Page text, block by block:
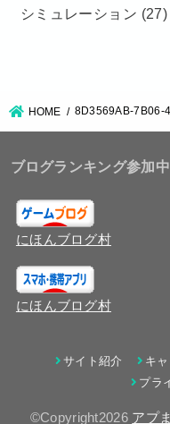
シミュレーション (27)
HOME 8D3569AB-7B06-
ブログランキング参加中
にほんブログ村
にほんブログ村
サイト紹介 キ
プラ
©Copyright2026 アプ